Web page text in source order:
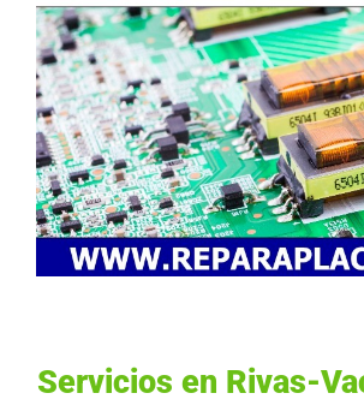
Servicios en Rivas-